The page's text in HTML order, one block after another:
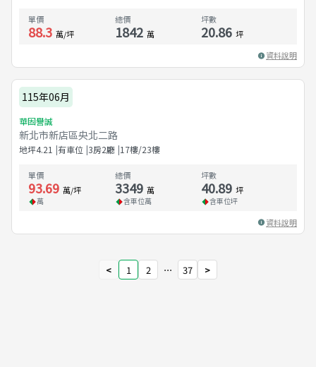
單價
88.3 萬/坪
總價
1842 萬
坪數
20.86 坪
資料說明
115年06月
華固譽誠
新北市新店區央北二路
地坪4.21 有車位 3房2廳 17樓/23樓
單價
93.69 萬/坪
萬
總價
3349 萬
含車位萬
坪數
40.89 坪
含車位坪
資料說明
< 1 2 ⋯ 37 >